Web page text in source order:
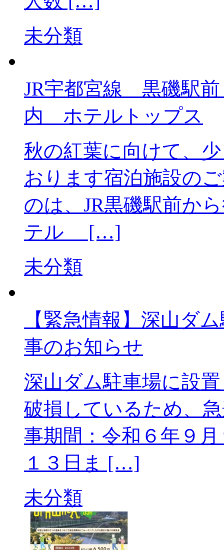
未分類
JR宇都宮線 黒
内 ホテルトップス
秋の紅葉に向けて、
おります宿泊施設の
のは、JR黒磯駅前か
テル […]
未分類
【緊急情報】深山
事のお知らせ
深山ダム駐車場に設
破損しているため、
事期間：令和６年９
１３日ま […]
未分類